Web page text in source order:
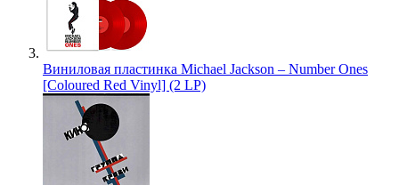
Виниловая пластинка Michael Jackson – Number Ones
[Coloured Red Vinyl] (2 LP)